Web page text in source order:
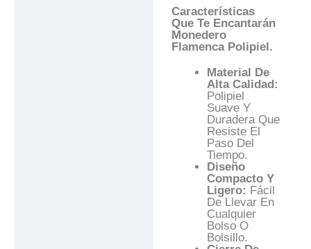
Características
Que Te Encantarán
Monedero
Flamenca Polipiel.
Material De
Alta Calidad:
Polipiel
Suave Y
Duradera Que
Resiste El
Paso Del
Tiempo.
Diseño
Compacto Y
Ligero: Fácil
De Llevar En
Cualquier
Bolso O
Bolsillo.